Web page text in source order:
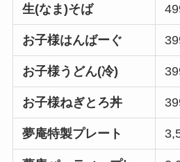
生(なま)そば
お子様はんばーぐ
お子様うどん(冷)
お子様ねぎとろ丼
夢庵特製プレート